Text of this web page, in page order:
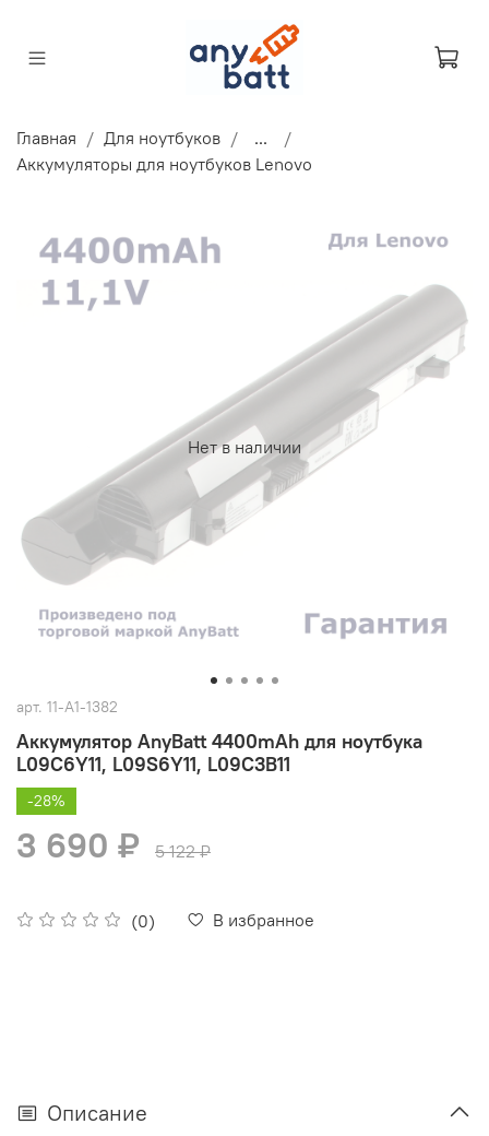
Главная Для ноутбуков
...
Аккумуляторы для ноутбуков Lenovo
Нет в наличии
арт. 11-A1-1382
Аккумулятор AnyBatt 4400mAh для ноутбука
L09C6Y11, L09S6Y11, L09C3B11
(0) В избранное
-28%
3 690 ₽ 5 122 ₽
Описание